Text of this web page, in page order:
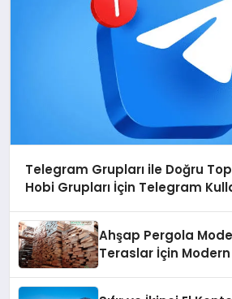
Telegram Grupları ile Doğru
Hobi Grupları İçin Telegram
Ahşap Pergola
Teraslar İçin